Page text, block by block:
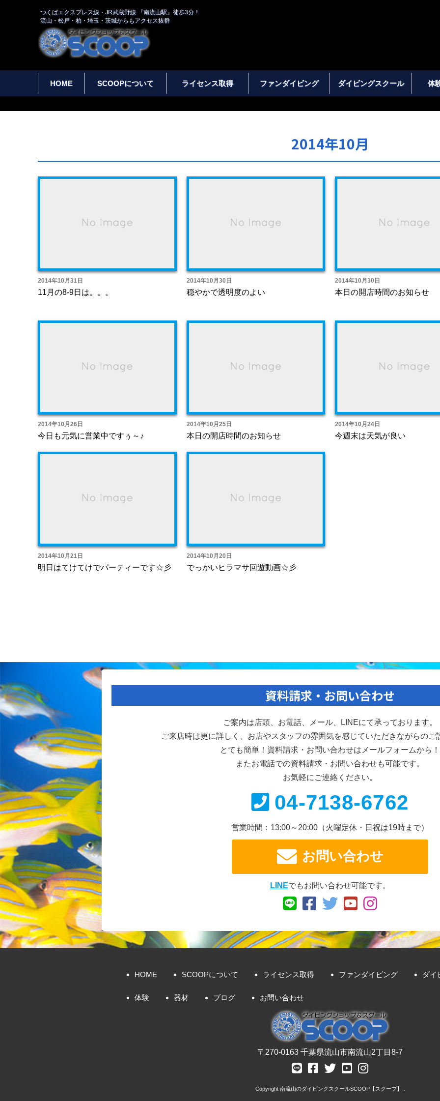
つくばエクスプレス線・JR武蔵野線 『南流山駅』徒歩3分！
流山・松戸・柏・埼玉・茨城からもアクセス抜群
HOME SCOOPについて ライセンス取得 ファンダイビング ダイビングスクール 体
2014年10月
2014年10月31日
11月の8-9日は。。。
2014年10月30日
穏やかで透明度のよい
2014年10月30日
本日の開店時間のお知らせ
2014年10月26日
今日も元気に営業中ですぅ～♪
2014年10月25日
本日の開店時間のお知らせ
2014年10月24日
今週末は天気が良い
2014年10月21日
明日はてけてけでパーティーです☆彡
2014年10月20日
でっかいヒラマサ回遊動画☆彡
資料請求・お問い合わせ
ご案内は店頭、お電話、メール、
LINEにて承っております。
ご来店時は更に詳しく、お店やスタッフの雰囲気を感じていただきながらのご
とても簡単！資料請求・お問い合わせは メールフォームから！
またお電話での資料請求・ お問い合わせも可能です。
お気軽にご連絡ください。
04-7138-6762
営業時間：13:00～20:00 （火曜定休・日祝は19時まで）
お問い合わせ
LINEでもお問い合わせ可能です。
HOME SCOOPについて ライセンス取得 ファンダイビング ダイ
体験 器材 ブログ お問い合わせ
〒270-0163 千葉県流山市南流山2丁目8-7
Copyright 南流山のダイビングスクールSCOOP【スクープ】